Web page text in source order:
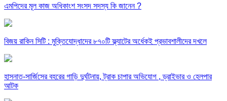
এমপিদের মূল কাজ অধিকাংশ সংসদ সদস্য কি জানেন ?
বিজয় রাকিন সিটি : মুক্তিযোদ্ধাদের ৮৭০টি ফ্ল্যাটের অর্ধেকই প্রভাবশালীদের দখলে
হাসনাত-সার্জিসের বহরের গাড়ি দুর্ঘটনায়, ট্রাক চাপার অভিযোগ , ড্রাইভার ও হেলপার
আটক